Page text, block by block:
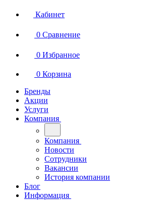
Кабинет
0 Сравнение
0 Избранное
0 Корзина
Бренды
Акции
Услуги
Компания
Компания
Новости
Сотрудники
Вакансии
История компании
Блог
Информация